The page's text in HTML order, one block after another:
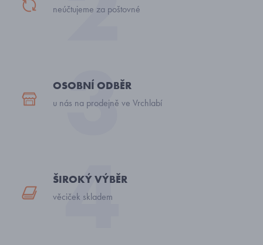
neúčtujeme za poštovné
OSOBNÍ ODBĚR
u nás na prodejně ve Vrchlabí
ŠIROKÝ VÝBĚR
věciček skladem